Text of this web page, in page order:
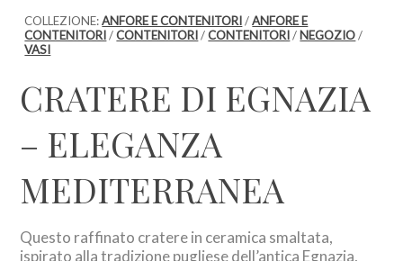
COLLEZIONE:ANFORE E CONTENITORI/ANFORE E
CONTENITORI/CONTENITORI/CONTENITORI/ NEGOZIO/
VASI
CRATERE DI EGNAZIA
– ELEGANZA
MEDITERRANEA
Questo raffinato cratere in ceramica smaltata,
ispirato alla tradizione pugliese dell’antica Egnazia,